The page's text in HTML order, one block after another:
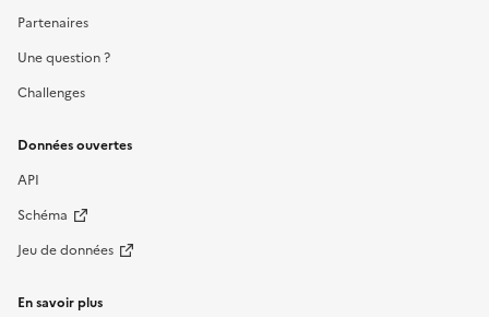
Partenaires
Une question ?
Challenges
Données ouvertes
API
Schéma
Jeu de données
En savoir plus